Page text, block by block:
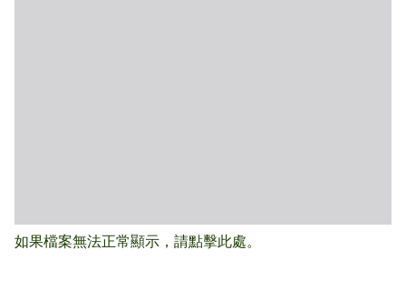
如果檔案無法正常顯示，請點擊此處。